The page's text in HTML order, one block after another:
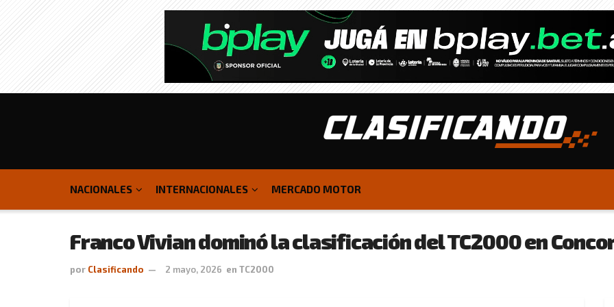
NACIONALES INTERNACIONALES MERCADO MOTOR
Franco Vivian dominó la clasificación del TC2000 en
por Clasificando 2 mayo, 2026 en TC2000